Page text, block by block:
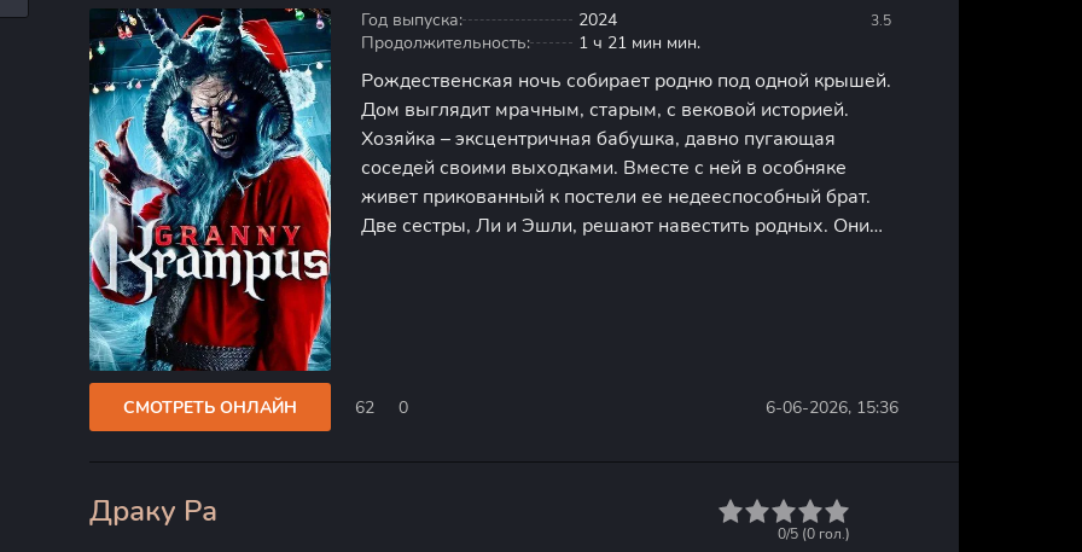
3.5
Год выпуска:
2024
Продолжительность:
1 ч 21 мин мин.
Рождественская ночь собирает родню под одной крышей.
Дом выглядит мрачным, старым, с вековой историей.
Хозяйка – эксцентричная бабушка, давно пугающая
соседей своими выходками. Вместе с ней в особняке
живет прикованный к постели ее недееспособный брат.
Две сестры, Ли и Эшли, решают навестить родных. Они
СМОТРЕТЬ ОНЛАЙН 62 0 6-06-2026, 15:36
Драку Ра
0/5 (0 гол.)